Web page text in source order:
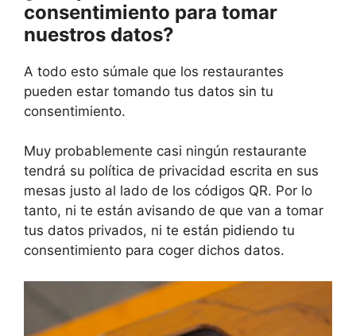
consentimiento para tomar
nuestros datos?
A todo esto súmale que los restaurantes
pueden estar tomando tus datos sin tu
consentimiento.
Muy probablemente casi ningún restaurante
tendrá su política de privacidad escrita en sus
mesas justo al lado de los códigos QR. Por lo
tanto, ni te están avisando de que van a tomar
tus datos privados, ni te están pidiendo tu
consentimiento para coger dichos datos.